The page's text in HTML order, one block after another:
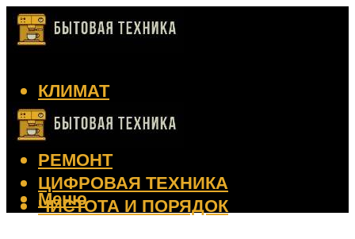
КЛИМАТ
КРАСОТА
КУХНЯ
РЕМОНТ
ЦИФРОВАЯ ТЕХНИКА
ЧИСТОТА И ПОРЯДОК
Меню